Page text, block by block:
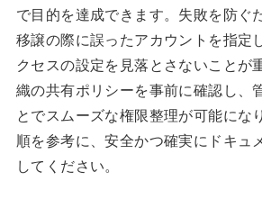
で目的を達成できます。失敗を防ぐ
移譲の際に誤ったアカウントを指定
クセスの設定を見落とさないことが
織の共有ポリシーを事前に確認し、
とでスムーズな権限整理が可能にな
順を参考に、安全かつ確実にドキュ
してください。